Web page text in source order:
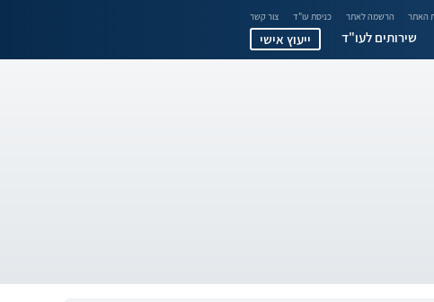
האתר הרשמה לאתר כניסת עו"ד צור קשר
שירותים לעו"ד ייעוץ אישי